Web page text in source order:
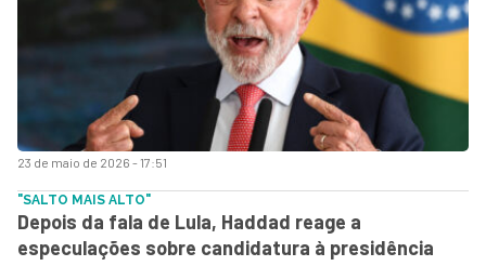
23 de maio de 2026 - 17:51
"SALTO MAIS ALTO"
Depois da fala de Lula, Haddad reage a
especulações sobre candidatura à presidência